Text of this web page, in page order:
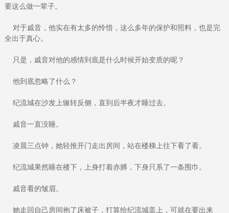
要这么做一辈子。
对于戚音，他实在有太多的怜惜，这么多年的保护和照料，也是完
全出于真心。
只是，戚音对他的感情到底是什么时候开始变质的呢？
他到底忽略了什么？
纪流城在沙发上辗转反侧，直到后半夜才睡过去。
戚音一直没睡。
凌晨三点钟，她轻推开门走出房间，站在楼梯上往下看了看。
纪流城果然睡在楼下，上身打着赤膊，下身只系了一条围巾。
戚音看的皱眉。
她走回自己房间抱了床被子，打算给纪流城盖上，可就在要出来